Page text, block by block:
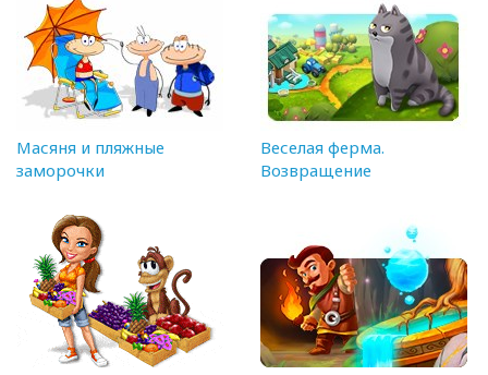
Масяня и пляжные
заморочки
Веселая ферма.
Возвращение